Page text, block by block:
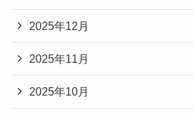
2025年12月
2025年11月
2025年10月